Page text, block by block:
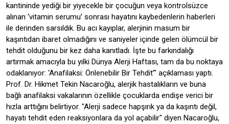
kantininde yediği bir yiyecekle bir çocuğun veya kontrolsüzce
alınan ‘vitamin serumu’ sonrası hayatını kaybedenlerin haberleri
ile derinden sarsıldık. Bu acı kayıplar, alerjinin masum bir
kaşıntıdan ibaret olmadığını ve saniyeler içinde gelen ölümcül bir
tehdit olduğunu bir kez daha kanıtladı. İşte bu farkındalığı
artırmak amacıyla bu yılki Dünya Alerji Haftası, tam da bu noktaya
odaklanıyor: ‘Anafilaksi: Önlenebilir Bir Tehdit’" açıklaması yaptı.
Prof. Dr. Hikmet Tekin Nacaroğlu, alerjik hastalıkların ve buna
bağlı anafilaksi vakalarının özellikle çocuklarda endişe verici bir
hızla arttığını belirtiyor. "Alerji sadece hapşırık ya da kaşıntı değil,
hayatı tehdit eden reaksiyonlara da yol açabilir" diyen Nacaroğlu,